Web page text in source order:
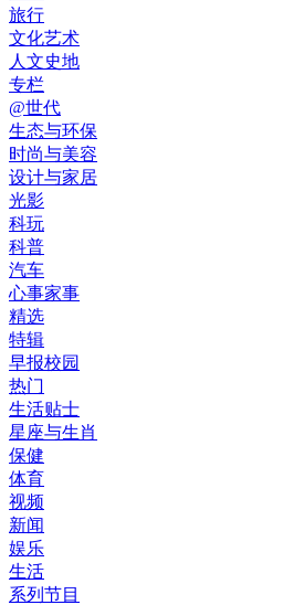
旅行
文化艺术
人文史地
专栏
@世代
生态与环保
时尚与美容
设计与家居
光影
科玩
科普
汽车
心事家事
精选
特辑
早报校园
热门
生活贴士
星座与生肖
保健
体育
视频
新闻
娱乐
生活
系列节目